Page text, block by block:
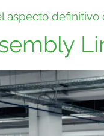
aspecto